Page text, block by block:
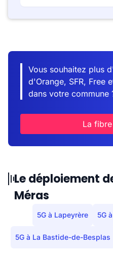
Vous souhaitez plus
d'Orange, SFR, Free
dans votre commune
La
Le déploiement
Méras
5G à Lapeyrère 5G
5G à La Bastide-de-Besplas